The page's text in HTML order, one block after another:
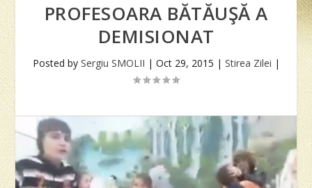
PROFESOARA BĂTĂUŞĂ A
DEMISIONAT
Posted by Sergiu SMOLII | Oct 29, 2015 | Stirea Zilei |